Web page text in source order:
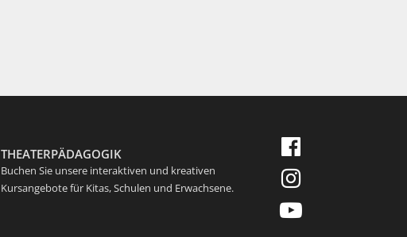
THEATERPÄDAGOGIK
Buchen Sie unsere interaktiven und kreativen
Kursangebote für Kitas, Schulen und Erwachsene.